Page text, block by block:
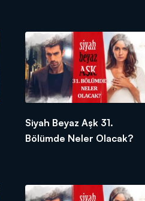
Siyah Beyaz Aşk 31.
Bölümde Neler Olacak?